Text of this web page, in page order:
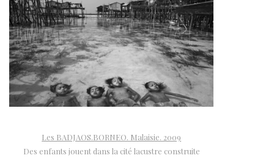
Les BADJAOS.BORNEO. Malaisie. 2009
Des enfants jouent dans la cité lacustre construite